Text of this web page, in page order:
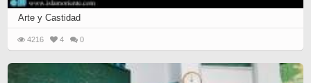
Arte y Castidad
4216 4 0